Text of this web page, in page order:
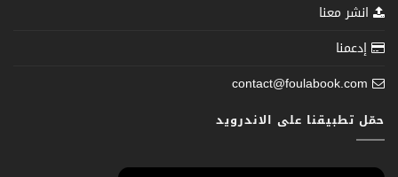
انشر معنا
إدعمنا
contact@foulabook.com
حمّل تطبيقنا على الاندرويد